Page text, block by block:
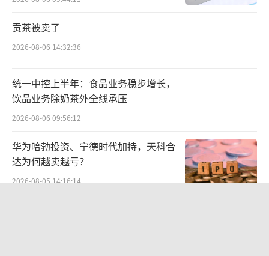
超高端螺旋CT与“复眼24”静态CT基于志愿者右肺上叶4mm肺结
节的成像对比
贡茶被卖了
2026-08-06 14:32:36
统一中控上半年：食品业务稳步增长，
饮品业务除奶茶外全线承压
2026-08-06 09:56:12
华为哈勃投资、宁德时代加持，天科合
达为何越卖越亏？
2026-08-05 14:16:14